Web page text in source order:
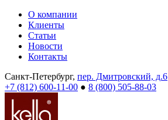
О компании
Клиенты
Статьи
Новости
Контакты
Санкт-Петербург, пер. Дмитровский, д.6
+7 (812) 600-11-00 ● 8 (800) 505-88-03